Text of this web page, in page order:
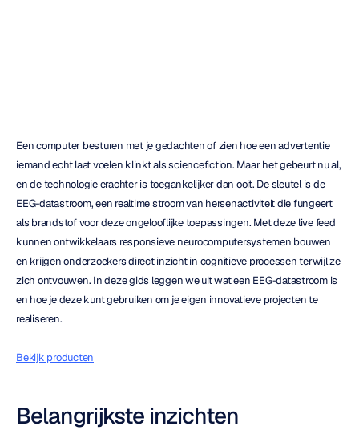
Een computer besturen met je gedachten of zien hoe een advertentie
iemand echt laat voelen klinkt als sciencefiction. Maar het gebeurt nu al,
en de technologie erachter is toegankelijker dan ooit. De sleutel is de
EEG-datastroom, een realtime stroom van hersenactiviteit die fungeert
als brandstof voor deze ongelooflijke toepassingen. Met deze live feed
kunnen ontwikkelaars responsieve neurocomputersystemen bouwen
en krijgen onderzoekers direct inzicht in cognitieve processen terwijl ze
zich ontvouwen. In deze gids leggen we uit wat een EEG-datastroom is
en hoe je deze kunt gebruiken om je eigen innovatieve projecten te
realiseren.
Bekijk producten
Belangrijkste inzichten